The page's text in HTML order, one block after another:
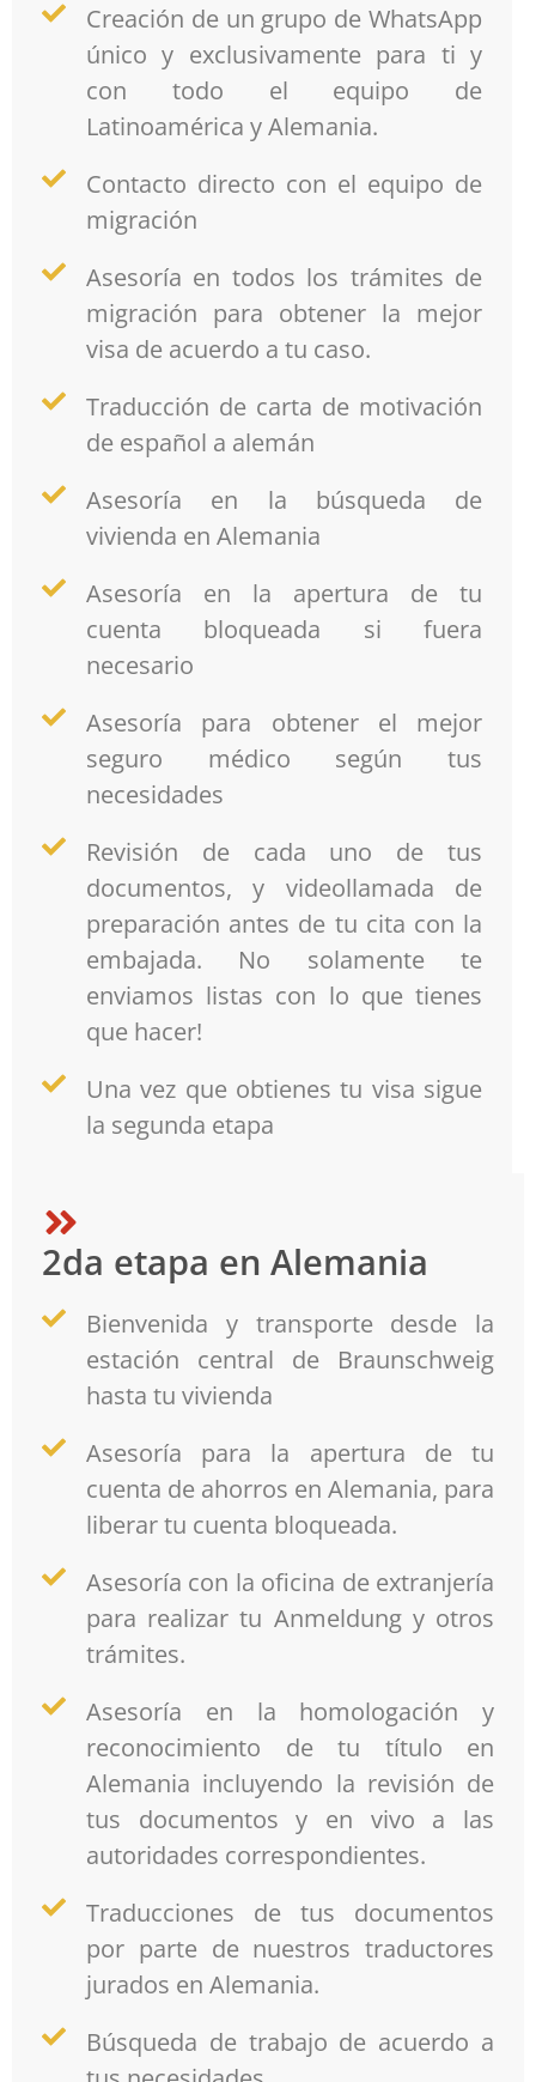
Creación de un grupo de WhatsApp
único y exclusivamente para ti y
con todo el equipo de
Latinoamérica y Alemania.
Contacto directo con el equipo de
migración
Asesoría en todos los trámites de
migración para obtener la mejor
visa de acuerdo a tu caso.
Traducción de carta de motivación
de español a alemán
Asesoría en la búsqueda de
vivienda en Alemania
Asesoría en la apertura de tu
cuenta bloqueada si fuera
necesario
Asesoría para obtener el mejor
seguro médico según tus
necesidades
Revisión de cada uno de tus
documentos, y videollamada de
preparación antes de tu cita con la
embajada. No solamente te
enviamos listas con lo que tienes
que hacer!
Una vez que obtienes tu visa sigue
la segunda etapa
2da etapa en Alemania
Bienvenida y transporte desde la
estación central de Braunschweig
hasta tu vivienda
Asesoría para la apertura de tu
cuenta de ahorros en Alemania, para
liberar tu cuenta bloqueada.
Asesoría con la oficina de extranjería
para realizar tu Anmeldung y otros
trámites.
Asesoría en la homologación y
reconocimiento de tu título en
Alemania incluyendo la revisión de
tus documentos y en vivo a las
autoridades correspondientes.
Traducciones de tus documentos
por parte de nuestros traductores
jurados en Alemania.
Búsqueda de trabajo de acuerdo a